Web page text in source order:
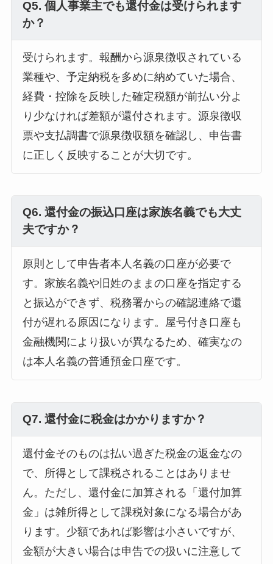
Q5. 個人事業主でも還付金は受けられます
か？
受けられます。報酬から源泉徴収されている
業種や、予定納税を多めに納めていた場合、
経費・控除を反映した確定税額が前払い分よ
り少なければ差額が還付されます。源泉徴収
票や支払調書で源泉徴収額を確認し、申告書
に正しく反映することが大切です。
Q6. 還付金の振込口座は家族名義でも大丈
夫ですか？
原則として申告者本人名義の口座が必要で
す。家族名義や旧姓のままの口座を指定する
と振込ができず、税務署からの確認連絡で還
付が遅れる原因になります。屋号付き口座も
金融機関により扱いが異なるため、確実なの
は本人名義の普通預金口座です。
Q7. 還付金に税金はかかりますか？
還付金そのものは払い過ぎた税金の返金なの
で、所得として課税されることはありませ
ん。ただし、還付金に加算される「還付加算
金」は雑所得として課税対象になる場合があ
ります。少額であれば影響は小さいですが、
金額が大きい場合は申告での扱いに注意して